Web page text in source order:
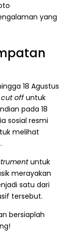
yang
18 Agustus
cut offuntuk
pada 18
sosial resmi
melihat
untuk
merayakan
satu dari
tersebut.
bersiaplah